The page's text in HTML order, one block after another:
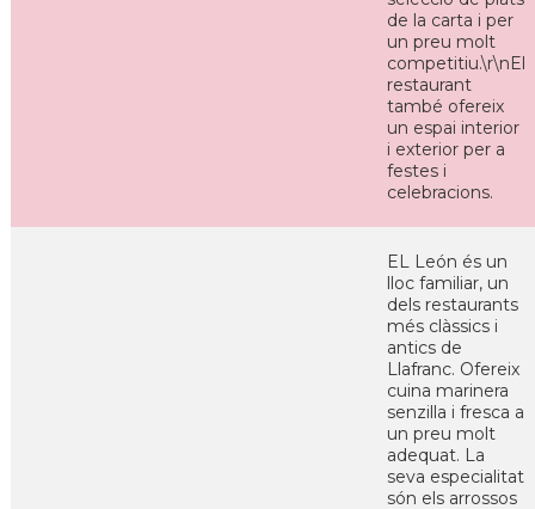
de la carta i per
un preu molt
competitiu.\r\nEl
restaurant
també ofereix
un espai interior
i exterior per a
festes i
celebracions.
EL León és un
lloc familiar, un
dels restaurants
més clàssics i
antics de
Llafranc. Ofereix
cuina marinera
senzilla i fresca a
un preu molt
adequat. La
seva especialitat
són els arrossos